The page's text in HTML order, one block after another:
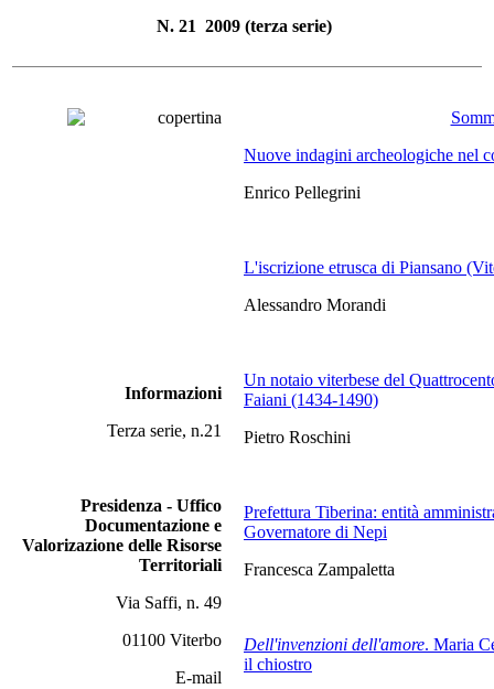
N. 21 2009 (terza serie)
Informazioni
Terza serie, n.21
Presidenza - Uffico
Documentazione e
Valorizazione delle Risorse
Territoriali
Via Saffi, n. 49
01100 Viterbo
E-mail
Nuove indagini archeologiche nel
Enrico Pellegrini
L'iscrizione etrusca di Piansano
Alessandro Morandi
Un notaio viterbese del
Faiani (1434-1490)
Pietro Roschini
Prefettura Tiberina: entità
Governatore di Nepi
Francesca Zampaletta
Dell'invenzioni dell'amore. Maria
il chiostro